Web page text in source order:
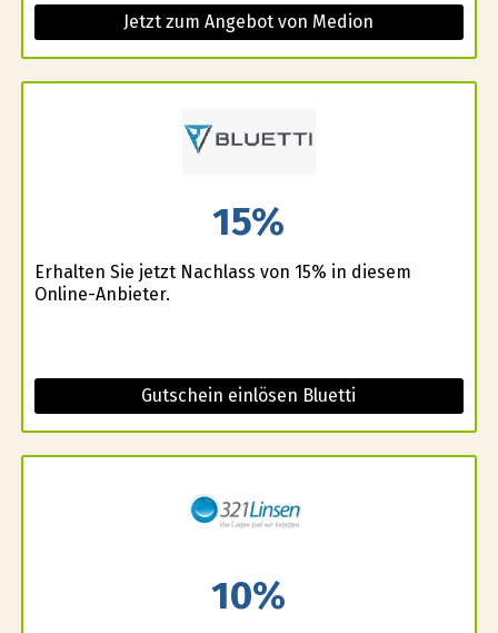
Jetzt zum Angebot von Medion
15%
Erhalten Sie jetzt Nachlass von 15% in diesem
Online-Anbieter.
Gutschein einlösen Bluetti
10%